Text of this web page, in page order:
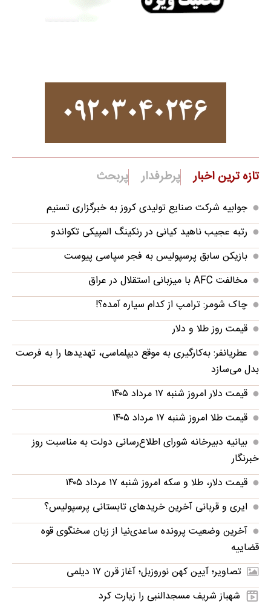
تازه ترین اخبار پرطرفدار پربحث
جوابیه شرکت صنایع تولیدی کروز به خبرگزاری تسنیم
رتبه عجیب ناهید کیانی در رنکینگ المپیکی تکواندو
بازیکن سابق پرسپولیس به فجر سپاسی پیوست
مخالفت AFC با میزبانی استقلال در عراق
چاک شومر: ترامپ از کدام سیاره آمده؟!
قیمت روز طلا و دلار
عطریانفر: به‌کارگیری به موقع دیپلماسی، تهدید‌ها را به فرصت
بدل می‌سازد
قیمت دلار امروز شنبه ۱۷ مرداد ۱۴۰۵
قیمت طلا امروز شنبه ۱۷ مرداد ۱۴۰۵
بیانیه دبیرخانه شورای اطلاع‌رسانی دولت به مناسبت روز
خبرنگار
قیمت دلار، طلا و سکه امروز شنبه ۱۷ مرداد ۱۴۰۵
ایری و قربانی آخرین خریدهای تابستانی پرسپولیس؟
آخرین وضعیت پرونده ساعدی‌نیا از زبان سخنگوی قوه
قضاییه
تصاویر؛ آیین کهن نوروزبل؛ آغاز قرن ۱۷ دیلمی
شهباز شریف مسجدالنبی را زیارت کرد